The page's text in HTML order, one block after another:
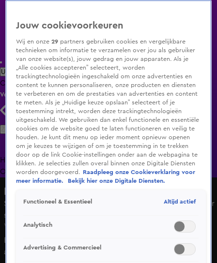
Uitzending Gemist Populaire programma's Zenders Genres
ClipsFilmsRadioSmart TV inlogShop
Volg KIJK
Zoeken
HomeUitzending Gemist Programma's De Bondgenoten
OranjezomerLivestreamsShop
Situatie in Ter Apel loopt uit de hand: geen plek meer voor
sommige asielzoekers
Wo 20 mei, 22:40
Een nieuw hoofdstuk in de voortslepende
asielproblematiek in Nederland. Niet iedere nieuwe
Jouw cookievoorkeuren
Wij en onze29 partners gebruiken cookies en vergelijkbare
technieken om informatie te verzamelen over jou als gebruiker
van onze website(s), jouw gedrag en jouw apparaten. Als je
„Alle cookies accepteren” selecteert, worden
trackingtechnologieën ingeschakeld om onze advertenties en
content te kunnen personaliseren, onze producten en diensten
te verbeteren en om de prestaties van advertenties en content
te meten. Als je „Huidige keuze opslaan” selecteert of je
toestemming intrekt, worden deze trackingtechnologieën
uitgeschakeld. We gebruiken dan enkel functionele en essentiële
cookies om de website goed te laten functioneren en veilig te
houden. Je kunt dit menu op ieder moment opnieuw openen
om je keuzes te wijzigen of om je toestemming in te trekken
door op de link Cookie-instellingen onder aan de webpagina te
klikken. Je selecties zullen overal binnen onze Digitale Diensten
worden doorgevoerd.
Raadpleeg onze Cookieverklaring voor
meer informatie.
Bekijk hier onze Digitale Diensten.
Functioneel & Essentieel Altijd actief
Analytisch
Advertising & Commercieel